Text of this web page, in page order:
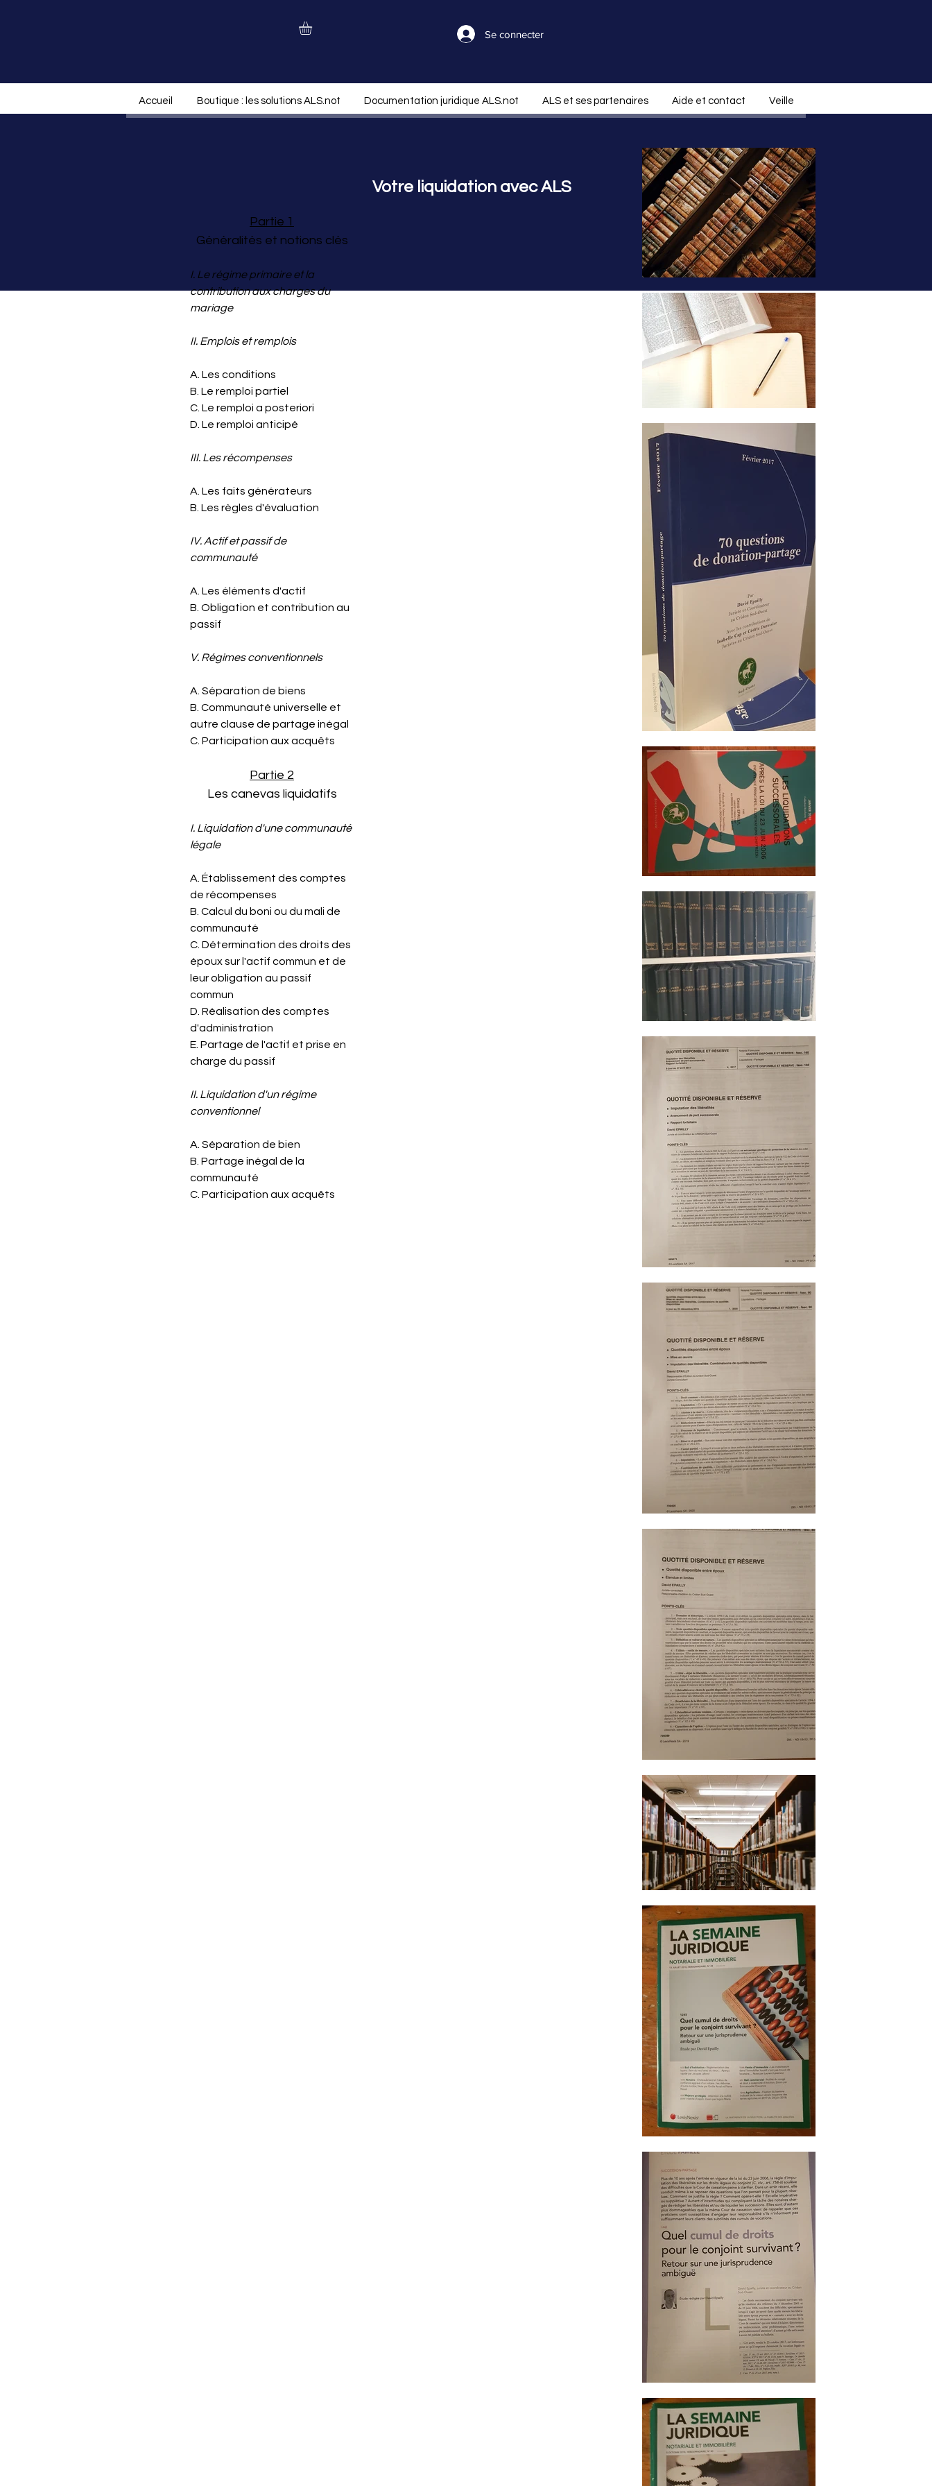
Se connecter
Accueil Boutique : les solutions ALS.not Documentation juridique ALS.not ALS et ses partenaires Aide et contact Veille
Votre liquidation avec ALS
Partie 1
Généralités et notions clés
I. Le régime primaire et la
contribution aux charges du
mariage
II. Emplois et remplois
A. Les conditions
B. Le remploi partiel
C. Le remploi a posteriori
D. Le remploi anticipé
III. Les récompenses
A. Les faits générateurs
B. Les règles d'évaluation
IV. Actif et passif de
communauté
A. Les éléments d'actif
B. Obligation et contribution au
passif
V. Régimes conventionnels
A. Séparation de biens
B. Communauté universelle et
autre clause de partage inégal
C. Participation aux acquêts
Partie 2
Les canevas liquidatifs
I. Liquidation d'une communauté
légale
A. Établissement des comptes
de récompenses
B. Calcul du boni ou du mali de
communauté
C. Détermination des droits des
époux sur l'actif commun et de
leur obligation au passif
commun
D. Réalisation des comptes
d'administration
E. Partage de l'actif et prise en
charge du passif
II. Liquidation d'un régime
conventionnel
A. Séparation de bien
B. Partage inégal de la
communauté
C. Participation aux acquêts